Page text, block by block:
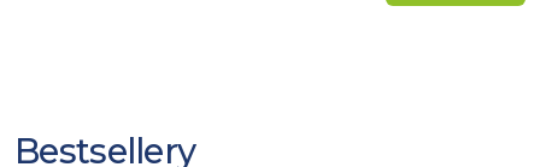
Bestsellery